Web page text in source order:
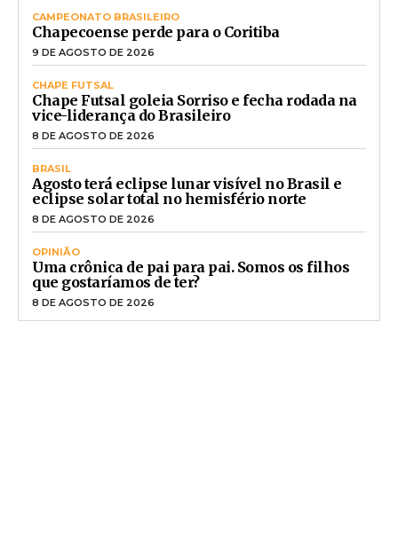
CAMPEONATO BRASILEIRO
Chapecoense perde para o Coritiba
9 DE AGOSTO DE 2026
CHAPE FUTSAL
Chape Futsal goleia Sorriso e fecha rodada na
vice-liderança do Brasileiro
8 DE AGOSTO DE 2026
BRASIL
Agosto terá eclipse lunar visível no Brasil e
eclipse solar total no hemisfério norte
8 DE AGOSTO DE 2026
OPINIÃO
Uma crônica de pai para pai. Somos os filhos
que gostaríamos de ter?
8 DE AGOSTO DE 2026